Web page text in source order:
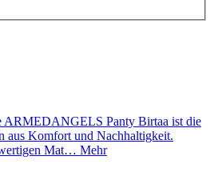
ARMEDANGELS Panty Birtaa ist die
aus Komfort und Nachhaltigkeit.
Mat… Mehr